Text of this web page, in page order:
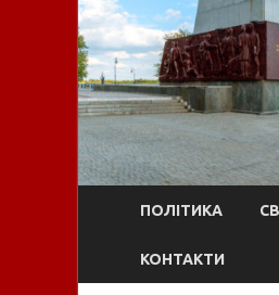
ПОЛІТИКА
КОНТАКТИ